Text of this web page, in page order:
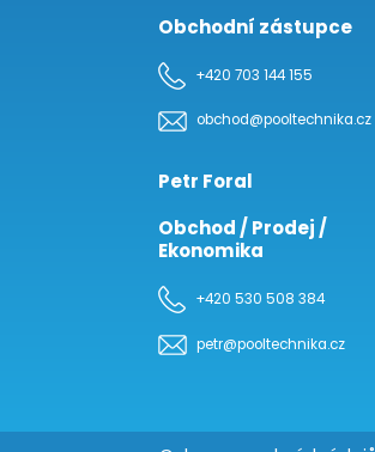
Obchodní zástupce
+420 703 144 155
obchod@pooltechnika.cz
Petr Foral
Obchod / Prodej /
Ekonomika
+420 530 508 384
petr@pooltechnika.cz